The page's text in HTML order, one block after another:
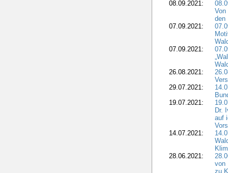
08.09.2021:
den
07.09.2021:
07.09.2021:
26.08.2021:
29.07.2021:
19.07.2021:
Dr.
auf
14.07.2021:
28.06.2021:
von
zu